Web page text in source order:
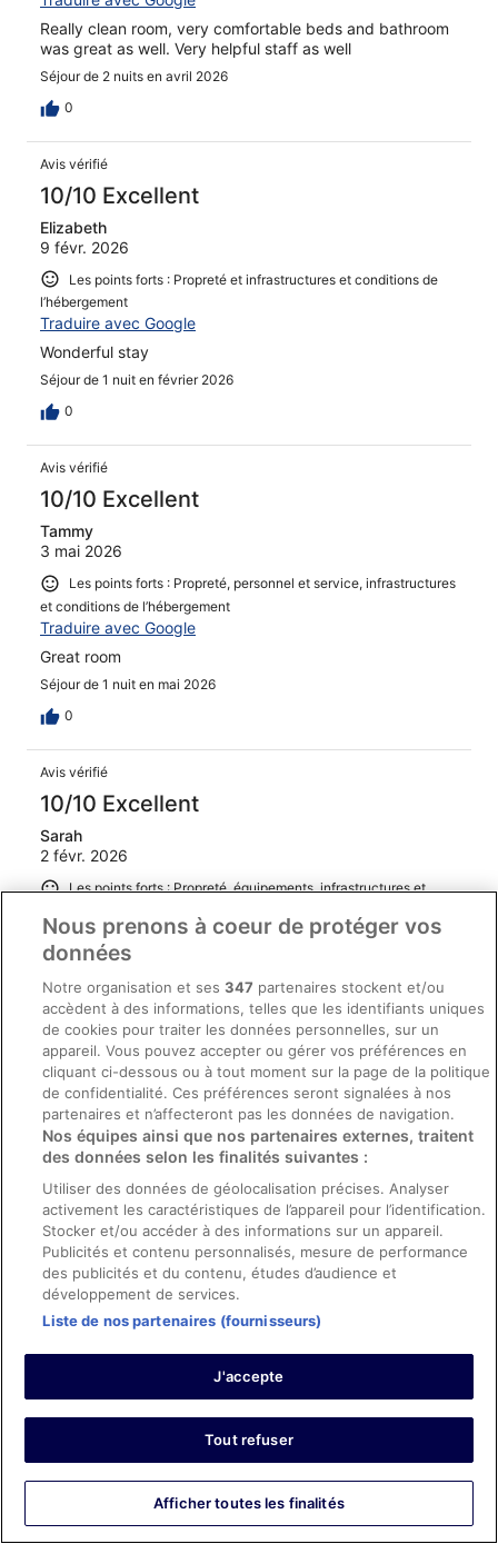
Really clean room, very comfortable beds and bathroom
was great as well. Very helpful staff as well
Séjour de 2 nuits en avril 2026
0
Avis vérifié
10/10 Excellent
Elizabeth
9 févr. 2026
Les points forts : Propreté et infrastructures et conditions de
l’hébergement
Traduire avec Google
Wonderful stay
Séjour de 1 nuit en février 2026
0
Avis vérifié
10/10 Excellent
Tammy
3 mai 2026
Les points forts : Propreté, personnel et service, infrastructures
et conditions de l’hébergement
Traduire avec Google
Great room
Séjour de 1 nuit en mai 2026
0
Avis vérifié
10/10 Excellent
Sarah
2 févr. 2026
Les points forts : Propreté, équipements, infrastructures et
Traduire avec Google
Nice room, comfy bed, great staff
Séjour de 1 nuit en janvier 2026
Avis vérifié
10/10 Excellent
Chika
22 avr. 2026
Les points forts : Propreté, personnel et service, équipements
et infrastructures et conditions de l’hébergement
Traduire avec Google
The rooms were very spacious and the furnishing was
quite thoughtful
Séjour de 2 nuits en mars 2026
Avis vérifié
Cynthia
16 févr. 2026
conditions de l’hébergement
Nous prenons à coeur de protéger vos
données
Notre organisation et ses347 partenaires stockent et/ou
accèdent à des informations, telles que les identifiants uniques
de cookies pour traiter les données personnelles, sur un
appareil. Vous pouvez accepter ou gérer vos préférences en
cliquant ci-dessous ou à tout moment sur la page de la politique
de confidentialité. Ces préférences seront signalées à nos
partenaires et n’affecteront pas les données de navigation.
Nos équipes ainsi que nos partenaires externes, traitent
des données selon les finalités suivantes :
Utiliser des données de géolocalisation précises. Analyser
activement les caractéristiques de l’appareil pour l’identification.
Stocker et/ou accéder à des informations sur un appareil.
Publicités et contenu personnalisés, mesure de performance
des publicités et du contenu, études d’audience et
développement de services.
Liste de nos partenaires (fournisseurs)
J'accepte
Tout refuser
Afficher toutes les finalités